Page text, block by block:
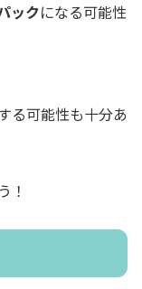
ックになる可能性
る可能性も十分あ
！